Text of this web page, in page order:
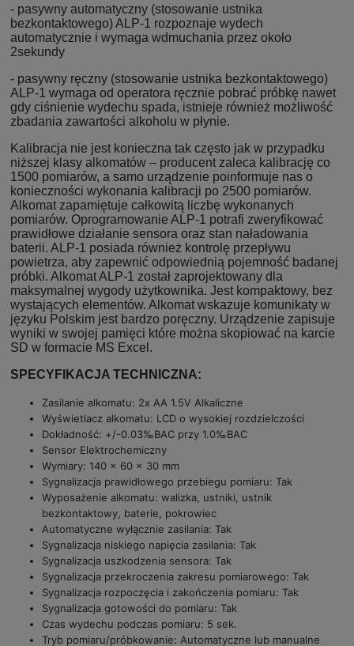
- pasywny automatyczny (stosowanie ustnika
bezkontaktowego) ALP-1 rozpoznaje wydech
automatycznie i wymaga wdmuchania przez około
2sekundy
- pasywny ręczny (stosowanie ustnika bezkontaktowego)
ALP-1 wymaga od operatora ręcznie pobrać próbkę nawet
gdy ciśnienie wydechu spada, istnieje również możliwość
zbadania zawartości alkoholu w płynie.
Kalibracja nie jest konieczna tak często jak w przypadku
niższej klasy alkomatów – producent zaleca kalibrację co
1500 pomiarów, a samo urządzenie poinformuje nas o
konieczności wykonania kalibracji po 2500 pomiarów.
Alkomat zapamiętuje całkowitą liczbę wykonanych
pomiarów. Oprogramowanie ALP-1 potrafi zweryfikować
prawidłowe działanie sensora oraz stan naładowania
baterii. ALP-1 posiada również kontrolę przepływu
powietrza, aby zapewnić odpowiednią pojemność badanej
próbki. Alkomat ALP-1 został zaprojektowany dla
maksymalnej wygody użytkownika. Jest kompaktowy, bez
wystających elementów. Alkomat wskazuje komunikaty w
języku Polskim jest bardzo poręczny. Urządzenie zapisuje
wyniki w swojej pamięci które można skopiować na karcie
SD w formacie MS Excel.
SPECYFIKACJA TECHNICZNA:
Zasilanie alkomatu: 2x AA 1.5V Alkaliczne
Wyświetlacz alkomatu: LCD o wysokiej rozdzielczości
Dokładność: +/-0.03‰BAC przy 1.0‰BAC
Sensor Elektrochemiczny
Wymiary: 140 x 60 x 30 mm
Sygnalizacja prawidłowego przebiegu pomiaru: Tak
Wyposażenie alkomatu: walizka, ustniki, ustnik
bezkontaktowy, baterie, pokrowiec
Automatyczne wyłącznie zasilania: Tak
Sygnalizacja niskiego napięcia zasilania: Tak
Sygnalizacja uszkodzenia sensora: Tak
Sygnalizacja przekroczenia zakresu pomiarowego: Tak
Sygnalizacja rozpoczęcia i zakończenia pomiaru: Tak
Sygnalizacja gotowości do pomiaru: Tak
Czas wydechu podczas pomiaru: 5 sek.
Tryb pomiaru/próbkowanie: Automatyczne lub manualne